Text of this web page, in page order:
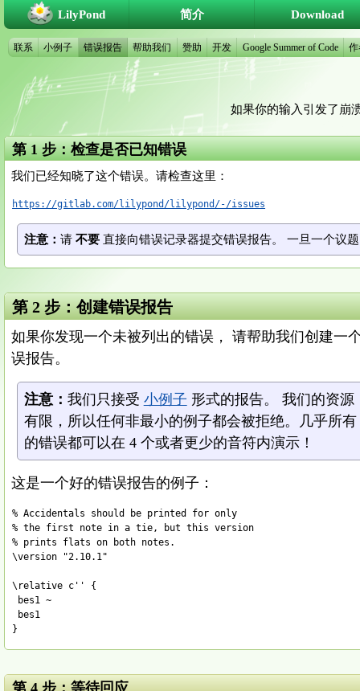
如果你的输入引发了崩
第 1 步：检查是否已知错误
我们已经知晓了这个错误。请检查这里：
https://gitlab.com/lilypond/lilypond/-/issues
注意： 请 不要直接向错误记录器提交错误报告。 一旦一个议
第 2 步：创建错误报告
如果你发现一个未被列出的错误， 请帮助我们创建一
误报告。
注意： 我们只接受 小例子 形式的报告。 我们的资源
有限，所以任何非最小的例子都会被拒绝。几乎所有
的错误都可以在 4 个或者更少的音符内演示！
这是一个好的错误报告的例子：
% Accidentals should be printed for only
% the first note in a tie, but this version
% prints flats on both notes.
\version "2.10.1"
\relative c'' {
bes1 ~
bes1
LilyPond 简介 Download
联系 小例子 错误报告 帮助我们 赞助 开发 Google Summer of Code